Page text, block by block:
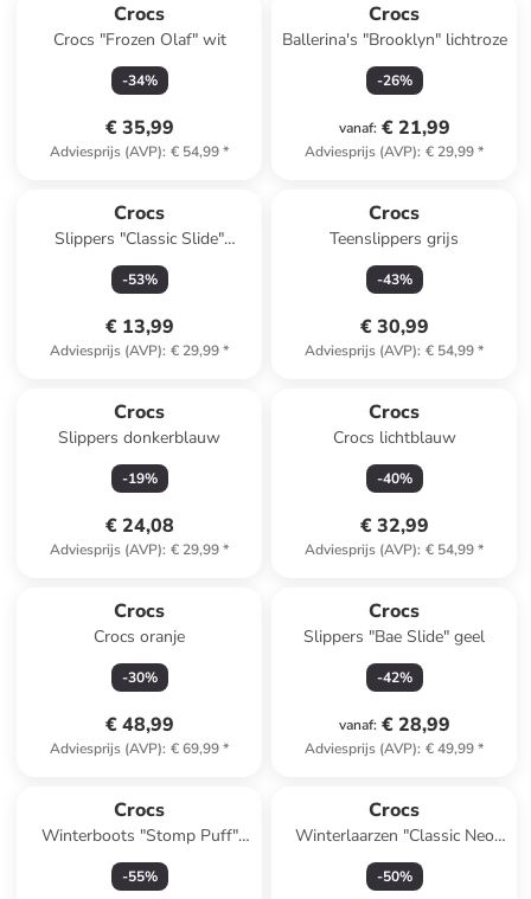
Crocs
Crocs "Frozen Olaf" wit
-34%
€ 35,99
Adviesprijs (AVP): € 54,99*
Crocs
Ballerina's "Brooklyn" lichtroze
-26%
vanaf: € 21,99
Adviesprijs (AVP): € 29,99*
Crocs
Slippers "Classic Slide"
donkerblauw
-53%
€ 13,99
Adviesprijs (AVP): € 29,99*
Crocs
Teenslippers grijs
-43%
€ 30,99
Adviesprijs (AVP): € 54,99*
Crocs
Slippers donkerblauw
-19%
€ 24,08
Adviesprijs (AVP): € 29,99*
Crocs
Crocs lichtblauw
-40%
€ 32,99
Adviesprijs (AVP): € 54,99*
Crocs
Crocs oranje
-30%
€ 48,99
Adviesprijs (AVP): € 69,99*
Crocs
Slippers "Bae Slide" geel
-42%
vanaf: € 28,99
Adviesprijs (AVP): € 49,99*
Crocs
Winterboots "Stomp Puff"
zwart
-55%
Crocs
Winterlaarzen "Classic Neo
Puff" donkerblauw
-50%